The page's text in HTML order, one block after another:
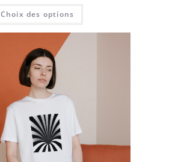
Choix des options